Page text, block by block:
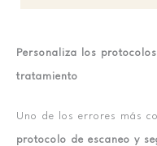
Personaliza los
tratamiento
Uno de los errores más
protocolo de escaneo y